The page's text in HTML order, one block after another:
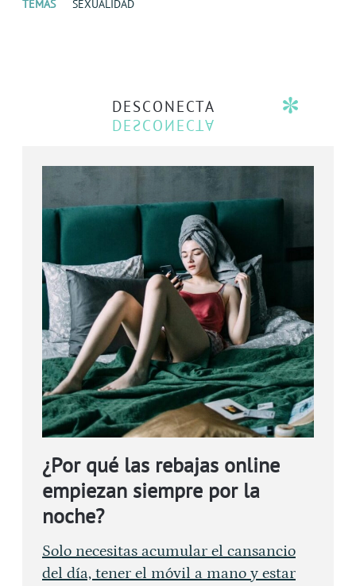
TEMAS SEXUALIDAD
DESCONECTA
¿Por qué las rebajas online
empiezan siempre por la
noche?
Solo necesitas acumular el cansancio
del día, tener el móvil a mano y estar